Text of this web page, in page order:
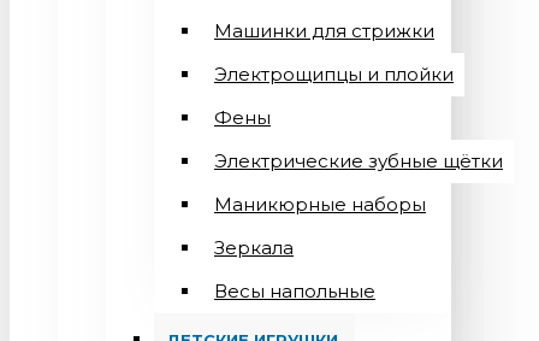
Машинки для стрижки
Электрощипцы и плойки
Фены
Электрические зубные щётки
Маникюрные наборы
Зеркала
Весы напольные